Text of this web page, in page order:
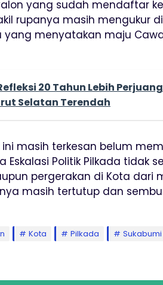
yang sudah mendaftar
rupanya masih mengukur
yang menyatakan maju
20 Tahun Lebih
Selatan Terendah
masih terkesan belum
Eskalasi Politik Pilkada tidak
pergerakan di Kota dari
masih tertutup dan
Kota Pilkada Sukabumi